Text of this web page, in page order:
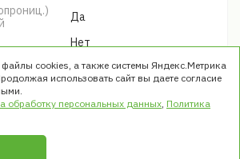
Да
Нет
10
PROxima
Прочее
файлы cookies, а также системы Яндекс.Метрика
использовать сайт вы даете согласие
обработку персональных данных, Политика